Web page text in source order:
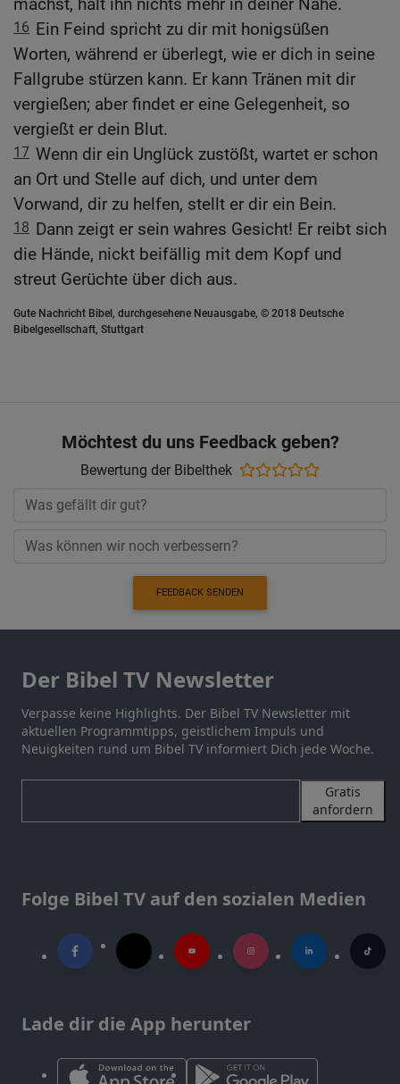
machst, hält ihn nichts mehr in deiner Nähe.
16 Ein Feind spricht zu dir mit honigsüßen
Worten, während er überlegt, wie er dich in seine
Fallgrube stürzen kann. Er kann Tränen mit dir
vergießen; aber findet er eine Gelegenheit, so
vergießt er dein Blut.
17 Wenn dir ein Unglück zustößt, wartet er schon
an Ort und Stelle auf dich, und unter dem
Vorwand, dir zu helfen, stellt er dir ein Bein.
18 Dann zeigt er sein wahres Gesicht! Er reibt sich
die Hände, nickt beifällig mit dem Kopf und
streut Gerüchte über dich aus.
Gute Nachricht Bibel, durchgesehene Neuausgabe, © 2018 Deutsche
Bibelgesellschaft, Stuttgart
Möchtest du uns Feedback geben?
Bewertung der Bibelthek
FEEDBACK SENDEN
Der Bibel TV Newsletter
Verpasse keine Highlights. Der Bibel TV Newsletter mit
aktuellen Programmtipps, geistlichem Impuls und
Neuigkeiten rund um Bibel TV informiert Dich jede Woche.
Gratis
anfordern
Folge Bibel TV auf den sozialen Medien
Lade dir die App herunter